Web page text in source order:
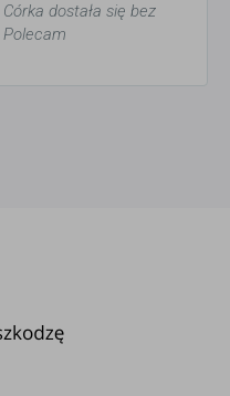
dostała się bez